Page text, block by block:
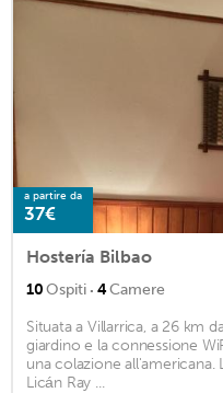
a partire da
37€
Hostería Bilbao
10Ospiti · 4Camere
Situata a Villarrica, a 26 km
giardino e la connessione
una colazione all'americana.
Licán Ray ...